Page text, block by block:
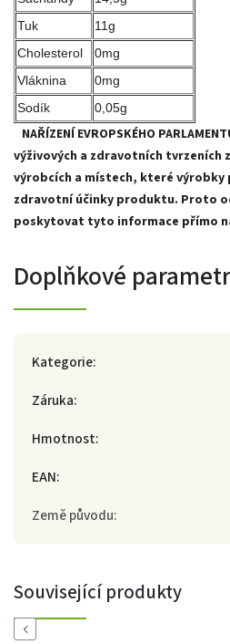
Tuk
11g
Cholesterol
0mg
Vláknina
0mg
Sodík
0,05g
NAŘÍZENÍ EVROPSKÉHO
výživových a zdravotních tvrzeních
výrobcích a místech, které výrobky
zdravotní účinky produktu. Proto
poskytovat tyto informace přímo
Doplňkové
Kategorie:
Záruka:
Hmotnost:
EAN:
Země původu:
Související produkty
Previous